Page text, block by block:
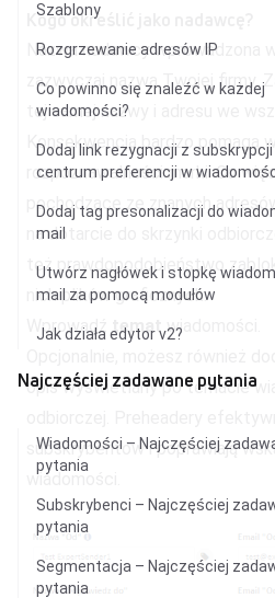
Szablony
Rozgrzewanie adresów IP
Co powinno się znaleźć w każdej
wiadomości?
Dodaj link rezygnacji z subskrypcji
centrum preferencji w
Dodaj tag presonalizacji do
mail
Utwórz nagłówek i stopkę
mail za pomocą modułów
Jak działa edytor v2?
Najczęściej zadawane pytania
Wiadomości – Najczęściej
pytania
Subskrybenci – Najczęściej
pytania
Segmentacja – Najczęściej
pytania
Kogo określić jako nadawcę?
Nazwa nadawcy wprowadzona w
zazwyczaj nazwa Twojej firmy.
tej samej nazwy i adresu we
Konsekwencja bardzo pomaga
rozpoznawalności marki. Co
pochodzące ze znanych
na dotarcie do skrzynki
też prawdopodobieństwo
nich plików graficznych.
Wprowadź tematwiadomości.
opis wyświetlany po temacie
odbiorczej. Preheadery
subskrybentów i poprawiają
wiadomości.